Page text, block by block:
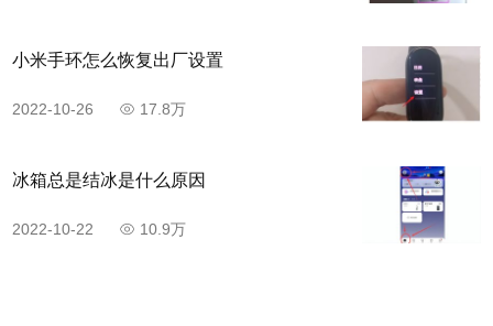
小米手环怎么恢复出厂设置
2022-10-26 17.8万
冰箱总是结冰是什么原因
2022-10-22 10.9万